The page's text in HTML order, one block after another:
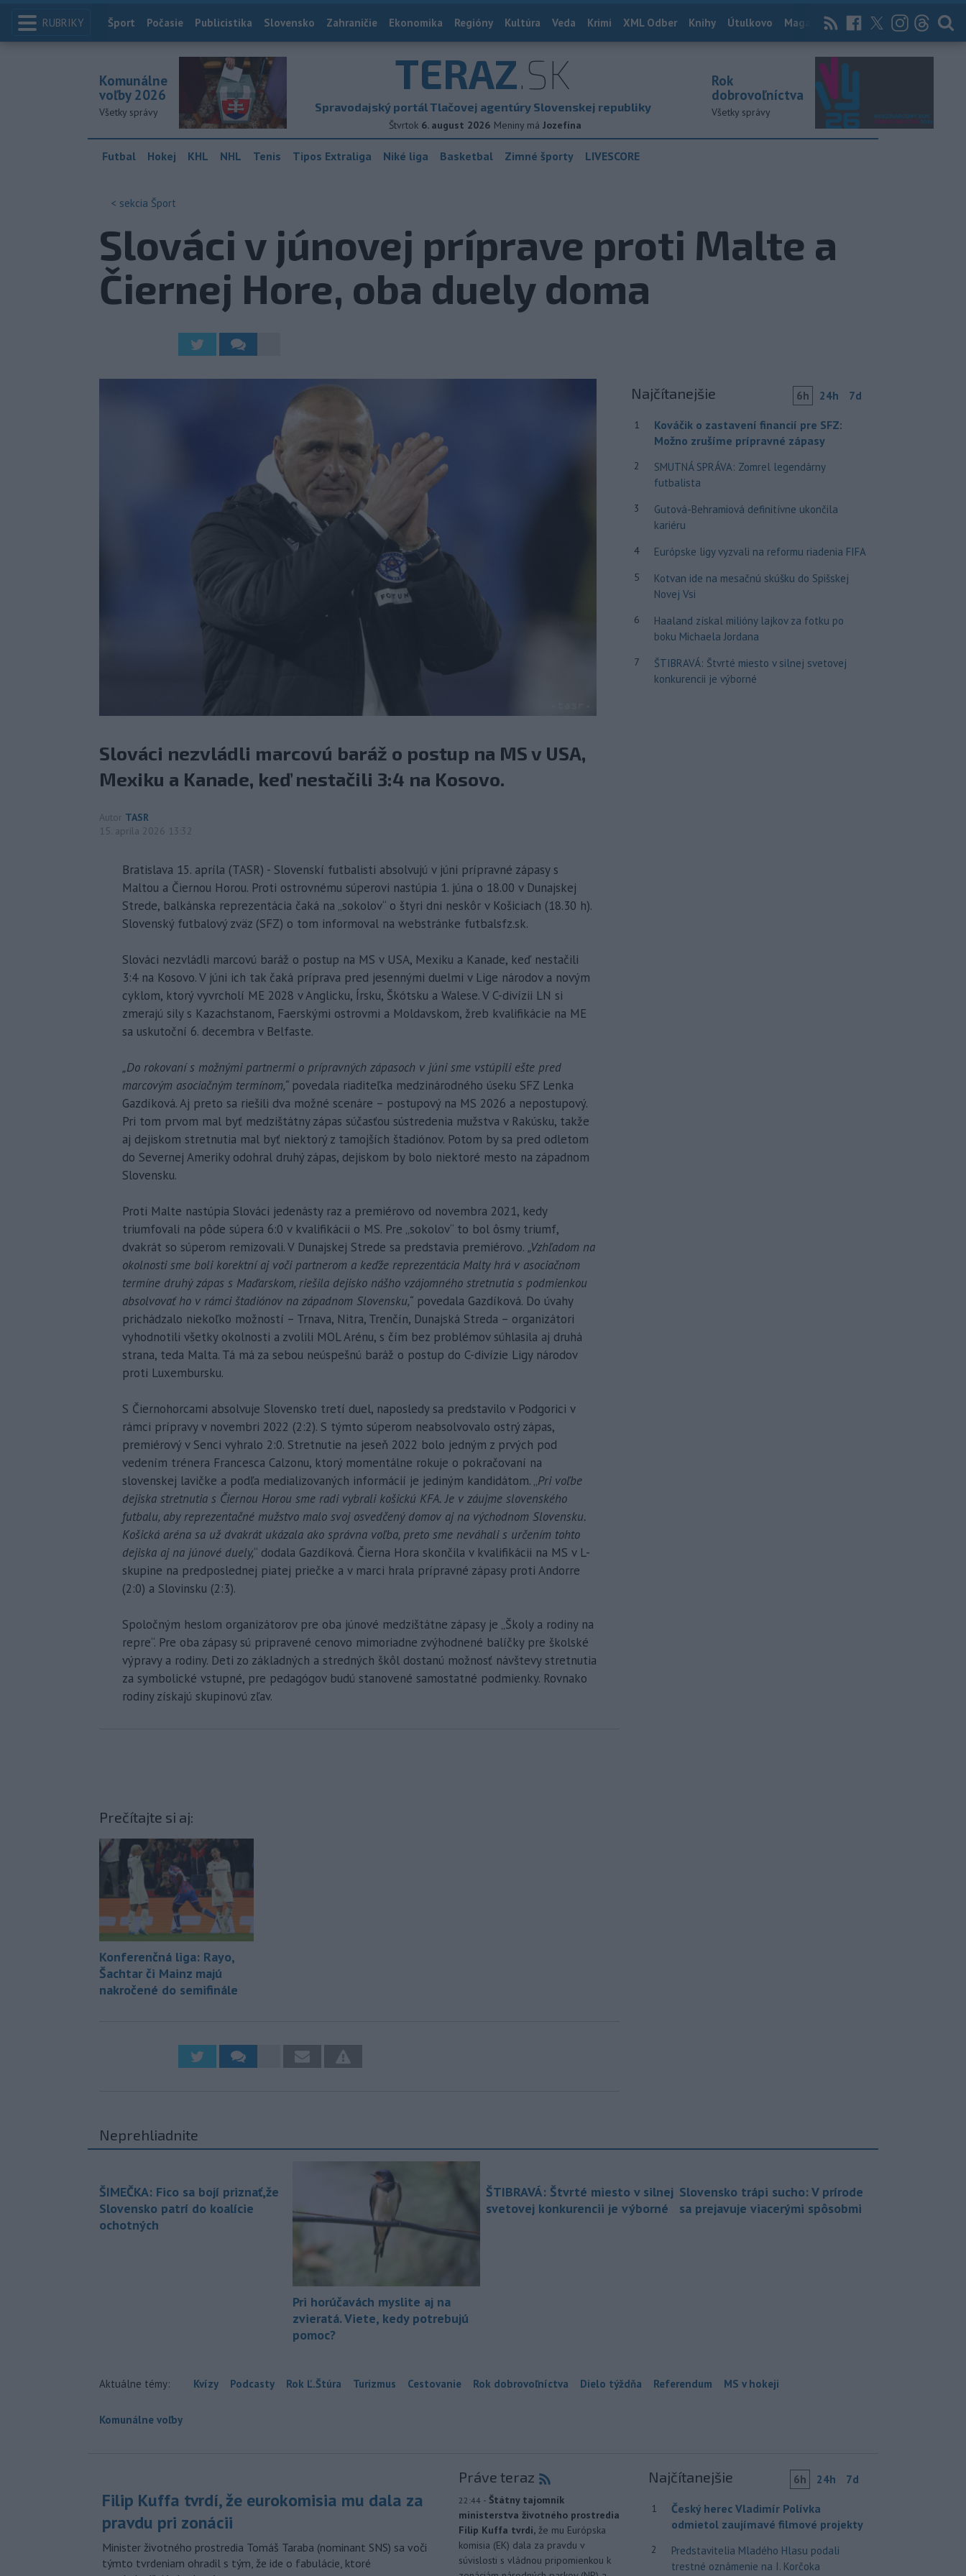
RUBRIKY Index
Šport Počasie Publicistika Slovensko Zahraničie Ekonomika Regióny Kultúra Veda Krimi XML Odber Knihy Útulkovo Magazín News Now Archív
TERAZ.SK
Spravodajský portál Tlačovej agentúry Slovenskej republiky
Štvrtok 6. august 2026 Meniny má Jozefína
Komunálne
voľby 2026
Všetky správy
Rok
dobrovoľníctva
Všetky správy
Futbal Hokej KHL NHL Tenis Tipos Extraliga Niké liga Basketbal Zimné športy LIVESCORE
< sekcia Šport
Slováci v júnovej príprave proti Malte a
Čiernej Hore, oba duely doma
Slováci nezvládli marcovú baráž o postup na MS v USA,
Mexiku a Kanade, keď nestačili 3:4 na Kosovo.
Autor TASR
15. apríla 2026 13:32
Bratislava 15. apríla (TASR) - Slovenskí futbalisti absolvujú v júni prípravné zápasy s
Maltou a Čiernou Horou. Proti ostrovnému súperovi nastúpia 1. júna o 18.00 v Dunajskej
Strede, balkánska reprezentácia čaká na „sokolov“ o štyri dni neskôr v Košiciach (18.30 h).
Slovenský futbalový zväz (SFZ) o tom informoval na webstránke futbalsfz.sk.
Slováci nezvládli marcovú baráž o postup na MS v USA, Mexiku a Kanade, keď nestačili
3:4 na Kosovo. V júni ich tak čaká príprava pred jesennými duelmi v Lige národov a novým
cyklom, ktorý vyvrcholí ME 2028 v Anglicku, Írsku, Škótsku a Walese. V C-divízii LN si
zmerajú sily s Kazachstanom, Faerskými ostrovmi a Moldavskom, žreb kvalifikácie na ME
sa uskutoční 6. decembra v Belfaste.
„Do rokovaní s možnými partnermi o prípravných zápasoch v júni sme vstúpili ešte pred
marcovým asociačným termínom,“ povedala riaditeľka medzinárodného úseku SFZ Lenka
Gazdíková. Aj preto sa riešili dva možné scenáre – postupový na MS 2026 a nepostupový.
Pri tom prvom mal byť medzištátny zápas súčasťou sústredenia mužstva v Rakúsku, takže
aj dejiskom stretnutia mal byť niektorý z tamojších štadiónov. Potom by sa pred odletom
do Severnej Ameriky odohral druhý zápas, dejiskom by bolo niektoré mesto na západnom
Slovensku.
Proti Malte nastúpia Slováci jedenásty raz a premiérovo od novembra 2021, kedy
triumfovali na pôde súpera 6:0 v kvalifikácii o MS. Pre „sokolov“ to bol ôsmy triumf,
dvakrát so súperom remizovali. V Dunajskej Strede sa predstavia premiérovo. „Vzhľadom na
okolnosti sme boli korektní aj voči partnerom a keďže reprezentácia Malty hrá v asociačnom
termíne druhý zápas s Maďarskom, riešila dejisko nášho vzájomného stretnutia s podmienkou
absolvovať ho v rámci štadiónov na západnom Slovensku,“ povedala Gazdíková. Do úvahy
prichádzalo niekoľko možností – Trnava, Nitra, Trenčín, Dunajská Streda – organizátori
vyhodnotili všetky okolnosti a zvolili MOL Arénu, s čím bez problémov súhlasila aj druhá
strana, teda Malta. Tá má za sebou neúspešnú baráž o postup do C-divízie Ligy národov
proti Luxembursku.
S Čiernohorcami absolvuje Slovensko tretí duel, naposledy sa predstavilo v Podgorici v
rámci prípravy v novembri 2022 (2:2). S týmto súperom neabsolvovalo ostrý zápas,
premiérový v Senci vyhralo 2:0. Stretnutie na jeseň 2022 bolo jedným z prvých pod
vedením trénera Francesca Calzonu, ktorý momentálne rokuje o pokračovaní na
slovenskej lavičke a podľa medializovaných informácií je jediným kandidátom. „Pri voľbe
dejiska stretnutia s Čiernou Horou sme radi vybrali košickú KFA. Je v záujme slovenského
futbalu, aby reprezentačné mužstvo malo svoj osvedčený domov aj na východnom Slovensku.
Košická aréna sa už dvakrát ukázala ako správna voľba, preto sme neváhali s určením tohto
dejiska aj na júnové duely,“ dodala Gazdíková. Čierna Hora skončila v kvalifikácii na MS v L-
skupine na predposlednej piatej priečke a v marci hrala prípravné zápasy proti Andorre
(2:0) a Slovinsku (2:3).
Spoločným heslom organizátorov pre oba júnové medzištátne zápasy je „Školy a rodiny na
repre“. Pre oba zápasy sú pripravené cenovo mimoriadne zvýhodnené balíčky pre školské
výpravy a rodiny. Deti zo základných a stredných škôl dostanú možnosť návštevy stretnutia
za symbolické vstupné, pre pedagógov budú stanovené samostatné podmienky. Rovnako
rodiny získajú skupinovú zľav.
Prečítajte si aj:
Konferenčná liga: Rayo,
Šachtar či Mainz majú
nakročené do semifinále
Najčítanejšie 6h 24h 7d
1
Kováčik o zastavení financií pre SFZ:
Možno zrušíme prípravné zápasy
2
SMUTNÁ SPRÁVA: Zomrel legendárny
futbalista
3
Gutová-Behramiová definitívne ukončila
kariéru
4 Európske ligy vyzvali na reformu riadenia FIFA
5
Kotvan ide na mesačnú skúšku do Spišskej
Novej Vsi
6
Haaland získal milióny lajkov za fotku po
boku Michaela Jordana
7
ŠTIBRAVÁ: Štvrté miesto v silnej svetovej
konkurencii je výborné
Neprehliadnite
ŠIMEČKA: Fico sa bojí priznať,že
Slovensko patrí do koalície
ochotných
Pri horúčavách myslite aj na
zvieratá. Viete, kedy potrebujú
pomoc?
ŠTIBRAVÁ: Štvrté miesto v silnej
svetovej konkurencii je výborné
Slovensko trápi sucho: V prírode
sa prejavuje viacerými spôsobmi
Aktuálne témy: Kvízy Podcasty Rok Ľ.Štúra Turizmus Cestovanie Rok dobrovoľníctva Dielo týždňa Referendum MS v hokeji
Komunálne voľby
Filip Kuffa tvrdí, že eurokomisia mu dala za
pravdu pri zonácii
Minister životného prostredia Tomáš Taraba (nominant SNS) sa voči
týmto tvrdeniam ohradil s tým, že ide o fabulácie, ktoré
Práve teraz
22:44 - Štátny tajomník
ministerstva životného prostredia
Filip Kuffa tvrdí, že mu Európska
komisia (EK) dala za pravdu v
súvislosti s vládnou pripomienkou k
Najčítanejšie 6h 24h 7d
1
Český herec Vladimír Polívka
odmietol zaujímavé filmové projekty
2
Predstavitelia Mladého Hlasu podali
trestné oznámenie na I. Korčoka